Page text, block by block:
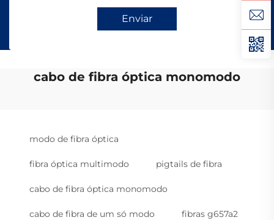
Enviar
cabo de fibra óptica monomodo
modo de fibra óptica
fibra óptica multimodo pigtails de fibra
cabo de fibra óptica monomodo
cabo de fibra de um só modo fibras g657a2